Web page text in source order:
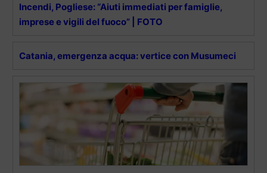
Incendi, Pogliese: “Aiuti immediati per famiglie,
imprese e vigili del fuoco” | FOTO
Catania, emergenza acqua: vertice con Musumeci